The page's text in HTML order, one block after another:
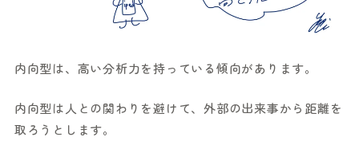
内向型は、高い分析力を持っている傾向があります。
内向型は人との関わりを避けて、外部の出来事から距離を
取ろうとします。